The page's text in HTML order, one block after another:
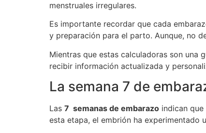
menstruales irregulares.
Es importante recordar que cada
y preparación para el parto. Aunque, no
Mientras que estas calculadoras son una
recibir información actualizada y
La semana 7 de
Las 7 semanas de embarazo indican
esta etapa, el embrión ha experimentado